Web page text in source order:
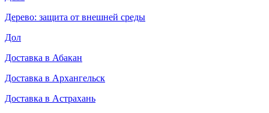
Дерево: защита от внешней среды
Дол
Доставка в Абакан
Доставка в Архангельск
Доставка в Астрахань